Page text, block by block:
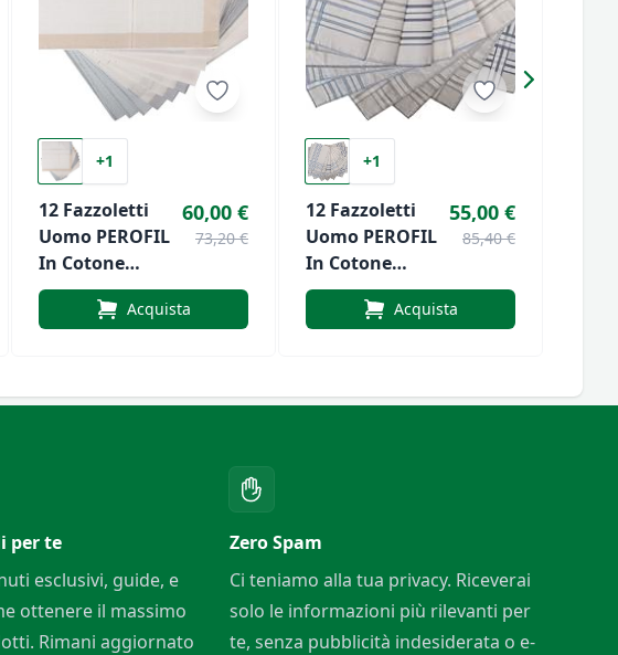
+1
12 Fazzoletti
Uomo PEROFIL
In Cotone
Scatola
Cm.45x45
Fondo Bianco
60,00 €
73,20 €
Acquista
+1
12 Fazzoletti
Uomo PEROFIL
In Cotone
Scatola
Cm.45x45
Fondo Bianco
55,00 €
85,40 €
Acquista
per te
esclusivi, guide, e
ottenere il massimo
Rimani aggiornato
Zero Spam
Ci teniamo alla tua privacy. Riceverai
solo le informazioni più rilevanti per
te, senza pubblicità indesiderata o e-